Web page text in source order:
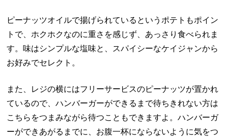
ピーナッツオイルで揚げられているというポテトもポイン
トで、ホクホクなのに重さを感じず、あっさり食べられま
す。味はシンプルな塩味と、スパイシーなケイジャンから
お好みでセレクト。
また、レジの横にはフリーサービスのピーナッツが置かれ
ているので、ハンバーガーができるまで待ちきれない方は
こちらをつまみながら待つこともできますよ。ハンバーガ
ーができあがるまでに、お腹一杯にならないように気をつ